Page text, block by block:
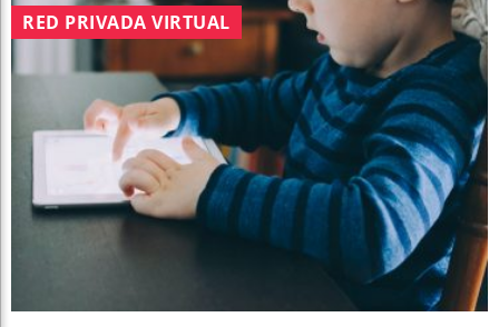
RED PRIVADA VIRTUAL